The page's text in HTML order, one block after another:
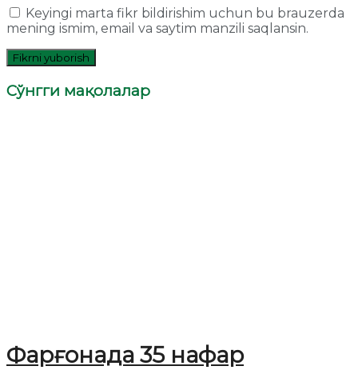
Keyingi marta fikr bildirishim uchun bu brauzerda
mening ismim, email va saytim manzili saqlansin.
Сўнгги мақолалар
Фарғонада 35 нафар